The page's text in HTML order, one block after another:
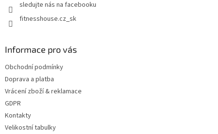
sledujte nás na facebooku
fitnesshouse.cz_sk
Informace pro vás
Obchodní podmínky
Doprava a platba
Vrácení zboží & reklamace
GDPR
Kontakty
Velikostní tabulky